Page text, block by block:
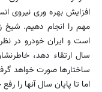
افزایش بهره وری نیروی
مهم را انجام دهیم. شیخ
است و ایران خودرو در
سال ارتقاء دهد،
ساختارها صورت خواهد
اما تا پایان سال آنها را